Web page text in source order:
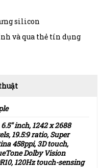
silicon
và qua thẻ tín dụng
inch, 1242 x 2688
19.5:9 ratio, Super
458ppi, 3D touch,
Dolby Vision
120Hz touch-sensing